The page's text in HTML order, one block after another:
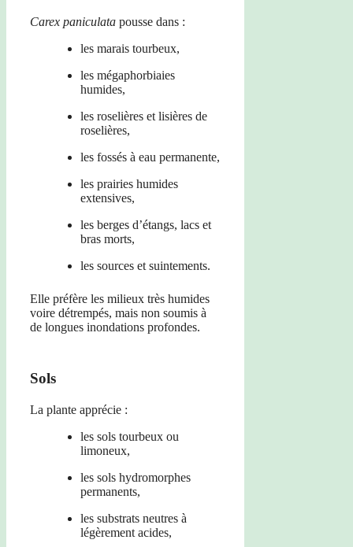
Carex paniculata pousse dans :
les marais tourbeux,
les mégaphorbiaies
humides,
les roselières et lisières de
roselières,
les fossés à eau permanente,
les prairies humides
extensives,
les berges d’étangs, lacs et
bras morts,
les sources et suintements.
Elle préfère les milieux très humides
voire détrempés, mais non soumis à
de longues inondations profondes.
Sols
La plante apprécie :
les sols tourbeux ou
limoneux,
les sols hydromorphes
permanents,
les substrats neutres à
légèrement acides,